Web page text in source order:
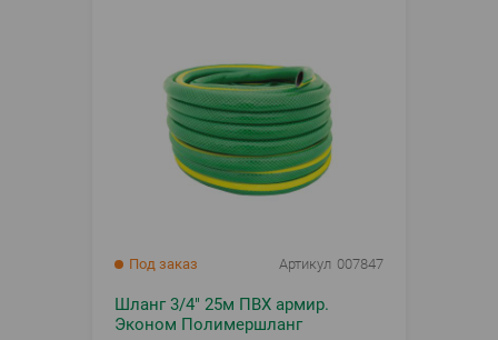
Под заказ Артикул 007847
Шланг 3/4" 25м ПВХ армир.
Эконом Полимершланг